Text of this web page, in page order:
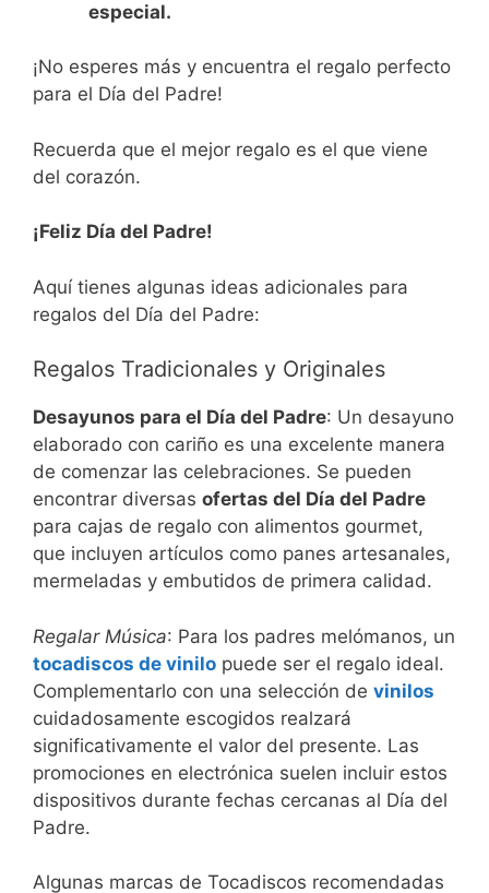
especial.
¡No esperes más y encuentra el regalo perfecto
para el Día del Padre!
Recuerda que el mejor regalo es el que viene
del corazón.
¡Feliz Día del Padre!
Aquí tienes algunas ideas adicionales para
regalos del Día del Padre:
Regalos Tradicionales y Originales
Desayunos para el Día del Padre: Un desayuno
elaborado con cariño es una excelente manera
de comenzar las celebraciones. Se pueden
encontrar diversas ofertas del Día del Padre
para cajas de regalo con alimentos gourmet,
que incluyen artículos como panes artesanales,
mermeladas y embutidos de primera calidad.
Regalar Música: Para los padres melómanos, un
tocadiscos de vinilo puede ser el regalo ideal.
Complementarlo con una selección de vinilos
cuidadosamente escogidos realzará
significativamente el valor del presente. Las
promociones en electrónica suelen incluir estos
dispositivos durante fechas cercanas al Día del
Padre.
Algunas marcas de Tocadiscos recomendadas